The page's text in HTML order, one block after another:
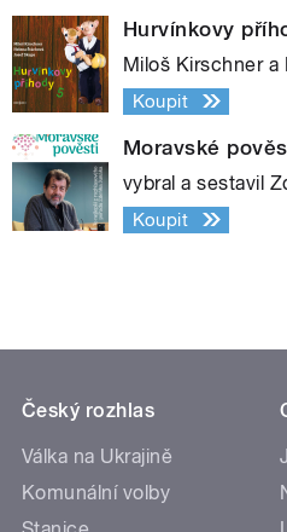
Hurvínkovy
Miloš Kirschner a
Koupit
Moravské
vybral a sestavil
Koupit
Český rozhlas
Válka na Ukrajině
Komunální volby